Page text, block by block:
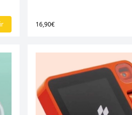
16,90€